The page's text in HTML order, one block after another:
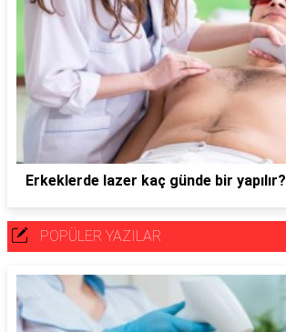
Erkeklerde lazer kaç günde bir yapılır?
POPÜLER YAZILAR